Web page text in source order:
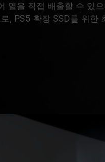
열을 직접 배출할 수 있
, PS5 확장 SSD를 위한